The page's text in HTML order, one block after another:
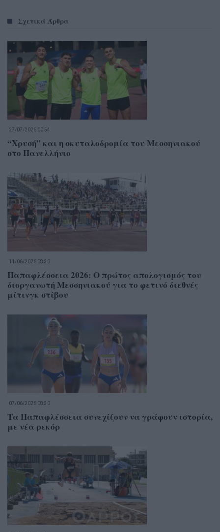
Σχετικά Άρθρα
27/07/2026 00:54
“Χρυσή” και η σκυταλοδρομία του Μεσσηνιακού
στο Πανελλήνιο
11/06/2026 08:30
Παπαφλέσσεια 2026: Ο πρώτος απολογισμός του
διοργανωτή Μεσσηνιακού για το φετινό διεθνές
μίτινγκ στίβου
07/06/2026 08:30
Τα Παπαφλέσσεια συνεχίζουν να γράφουν ιστορία,
με νέα ρεκόρ